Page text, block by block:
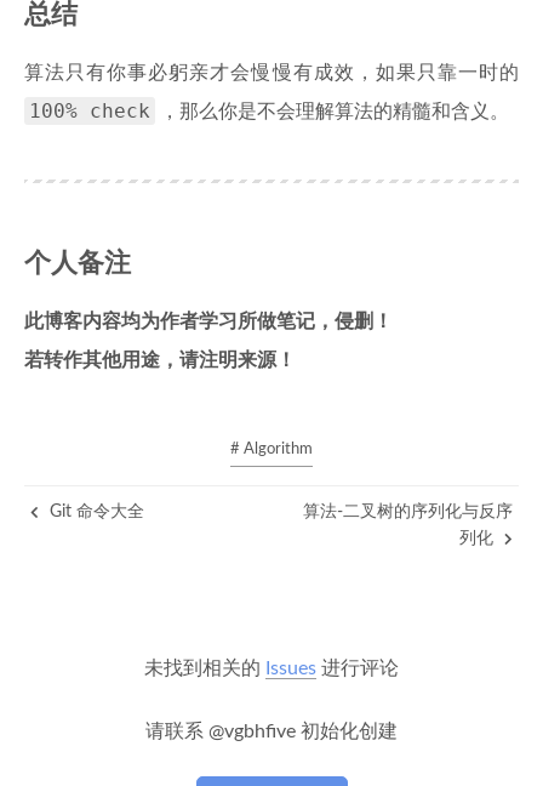
总结
算法只有你事必躬亲才会慢慢有成效，如果只靠一时的
100% check ，那么你是不会理解算法的精髓和含义。
个人备注
此博客内容均为作者学习所做笔记，侵删！
若转作其他用途，请注明来源！
# Algorithm
Git 命令大全
算法-二叉树的序列化与反序
列化
未找到相关的 Issues 进行评论
请联系 @vgbhfive 初始化创建